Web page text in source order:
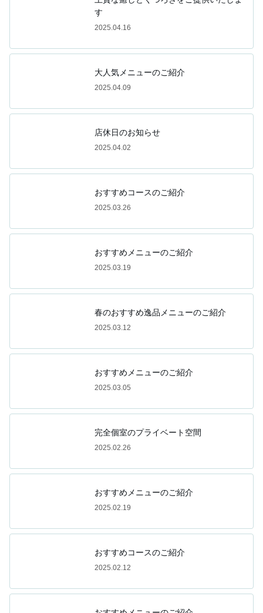
す
2025.04.16
大人気メニューのご紹介
2025.04.09
店休日のお知らせ
2025.04.02
おすすめコースのご紹介
2025.03.26
おすすめメニューのご紹介
2025.03.19
春のおすすめ逸品メニューのご紹介
2025.03.12
おすすめメニューのご紹介
2025.03.05
完全個室のプライベート空間
2025.02.26
おすすめメニューのご紹介
2025.02.19
おすすめコースのご紹介
2025.02.12